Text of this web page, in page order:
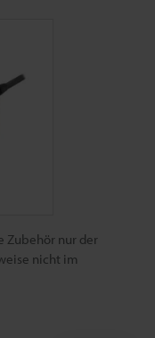
Zubehör nur der
nicht im